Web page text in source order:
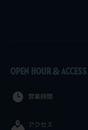
OPEN HOUR & ACCESS
営業時間
アクセス